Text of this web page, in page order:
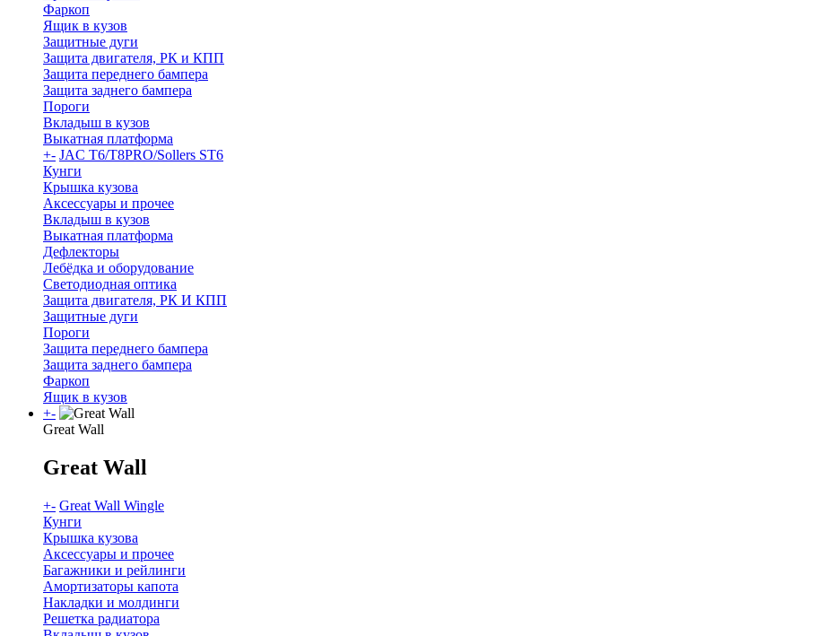
Фаркоп
Ящик в кузов
Защитные дуги
Защита двигателя, РК и КПП
Защита переднего бампера
Защита заднего бампера
Пороги
Вкладыш в кузов
Выкатная платформа
+- JAC T6/T8PRO/Sollers ST6
Кунги
Крышка кузова
Аксессуары и прочее
Вкладыш в кузов
Выкатная платформа
Дефлекторы
Лебёдка и оборудование
Светодиодная оптика
Защита двигателя, РК И КПП
Защитные дуги
Пороги
Защита переднего бампера
Защита заднего бампера
Фаркоп
Ящик в кузов
+-
Great Wall
Great Wall
+- Great Wall Wingle
Кунги
Крышка кузова
Аксессуары и прочее
Багажники и рейлинги
Амортизаторы капота
Накладки и молдинги
Решетка радиатора